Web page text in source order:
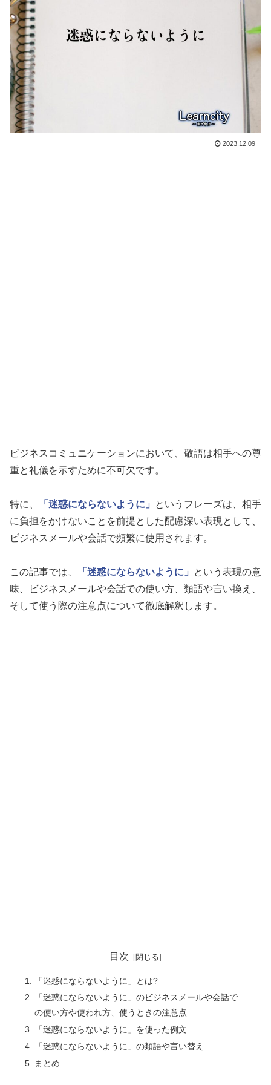
2023.12.09
ビジネスコミュニケーションにおいて、敬語は相手への尊
重と礼儀を示すために不可欠です。
特に、 「迷惑にならないように」
というフレーズは、相手
に負担をかけないことを前提とした配慮深い表現として、
ビジネスメールや会話で頻繁に使用されます。
この記事では、 「迷惑にならないように」
という表現の意
味、ビジネスメールや会話での使い方、類語や言い換え、
そして使う際の注意点について徹底解釈します。
目次
「迷惑にならないように」とは?
「迷惑にならないように」のビジネスメールや会話で
の使い方や使われ方、使うときの注意点
「迷惑にならないように」を使った例文
「迷惑にならないように」の類語や言い替え
まとめ